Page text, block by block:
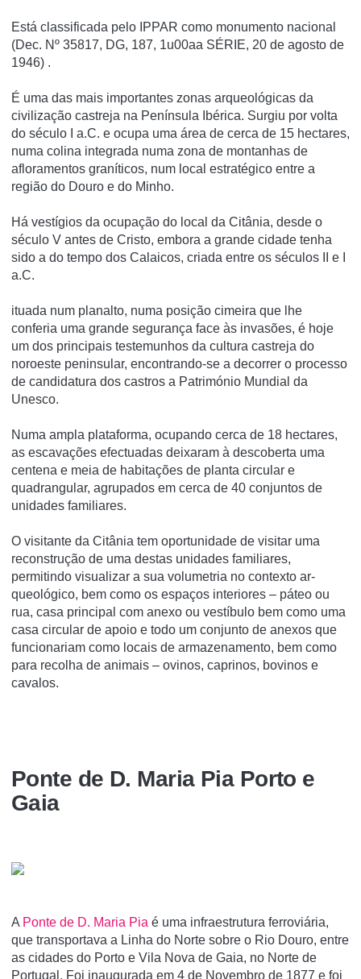
Está classificada pelo IPPAR como monumento nacional
(Dec. Nº 35817, DG, 187, 1u00aa SÉRIE, 20 de agosto de
1946) .
É uma das mais importantes zonas arqueológicas da
civilização castreja na Pení­nsula Ibérica. Surgiu por volta
do século I a.C. e ocupa uma área de cerca de 15 hectares,
numa colina integrada numa zona de montanhas de
afloramentos graní­ticos, num local estratégico entre a
região do Douro e do Minho.
Há vestí­gios da ocupação do local da Citânia, desde o
século V antes de Cristo, embora a grande cidade tenha
sido a do tempo dos Calaicos, criada entre os séculos II e I
a.C.
ituada num planalto, numa posição ci­meira que lhe
conferia uma grande segu­rança face às invasões, é hoje
um dos prin­cipais testemunhos da cultura castreja do
noroeste peninsular, encontrando-se a decorrer o processo
de candidatura dos castros a Património Mundial da
Unesco.
Numa ampla plataforma, ocupando cerca de 18 hectares,
as escavações efec­tuadas deixaram à descoberta uma
cente­na e meia de habitações de planta circular e
quadrangular, agrupados em cerca de 40 conjuntos de
unidades familiares.
O visitante da Citânia tem oportuni­dade de visitar uma
reconstrução de uma destas unidades familiares,
permitindo vi­sualizar a sua volumetria no contexto ar­
queológico, bem como os espaços interiores – páteo ou
rua, casa principal com anexo ou vestíbulo bem como uma
casa circular de apoio e todo um conjunto de anexos que
funcionariam como locais de armazena­mento, bem como
para recolha de animais – ovinos, caprinos, bovinos e
cavalos.
Ponte de D. Maria Pia Porto e
Gaia
A Ponte de D. Maria Pia é uma infraestrutura ferroviária,
que transportava a Linha do Norte sobre o Rio Douro, entre
as cidades do Porto e Vila Nova de Gaia, no Norte de
Portugal. Foi inaugurada em 4 de Novembro de 1877 e foi